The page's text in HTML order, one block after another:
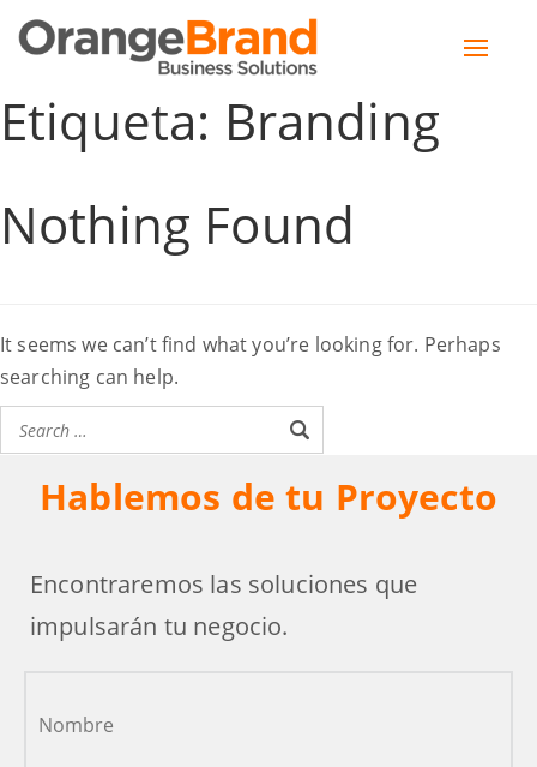
Toggle
Etiqueta: Branding
Nothing Found
It seems we can’t find what you’re looking for. Perhaps
searching can help.
Hablemos de tu Proyecto
Encontraremos las soluciones que
impulsarán tu negocio.